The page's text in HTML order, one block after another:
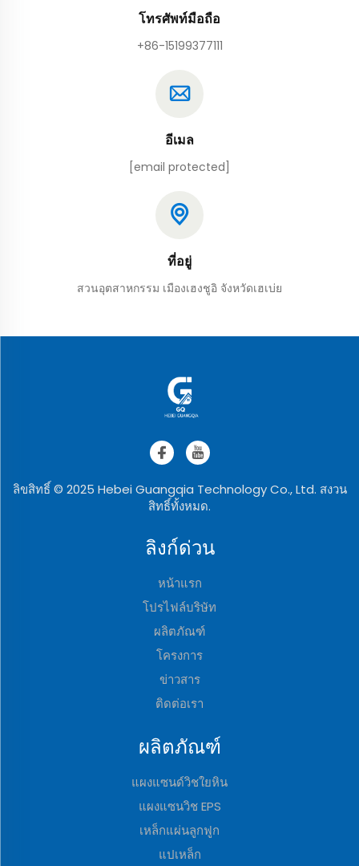
โทรศัพท์มือถือ
+86-15199377111
อีเมล
[email protected]
ที่อยู่
สวนอุตสาหกรรม เมืองเฮงชูอิ จังหวัดเฮเบ่ย
ลิขสิทธิ์ © 2025 Hebei Guangqia Technology Co., Ltd. สงวน
สิทธิ์ทั้งหมด.
ลิงก์ด่วน
หน้าแรก
โปรไฟล์บริษัท
ผลิตภัณฑ์
โครงการ
ข่าวสาร
ติดต่อเรา
ผลิตภัณฑ์
แผงแซนด์วิชใยหิน
แผงแซนวิช EPS
เหล็กแผ่นลูกฟูก
แปเหล็ก